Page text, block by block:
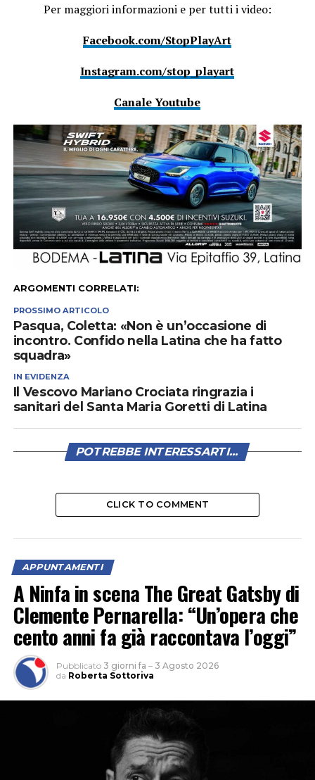
Per maggiori informazioni e per tutti i video:
Facebook.com/StopPlayArt
Instagram.com/stop_playart
Canale Youtube
ARGOMENTI CORRELATI:
PROSSIMO ARTICOLO
Pasqua, Coletta: «Non è un’occasione di
incontro. Confido nella Latina che ha fatto
squadra»
IN EVIDENZA
Il Vescovo Mariano Crociata ringrazia i
sanitari del Santa Maria Goretti di Latina
POTREBBE INTERESSARTI...
CLICK TO COMMENT
APPUNTAMENTI
A Ninfa in scena The Great Gatsby di
Clemente Pernarella: “Un’opera che
cento anni fa già raccontava l’oggi”
Pubblicato 3 giorni fa – 3 Agosto 2026
da Roberta Sottoriva